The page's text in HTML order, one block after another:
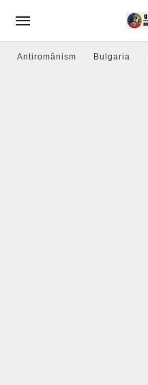
Antiromânism Bulgaria